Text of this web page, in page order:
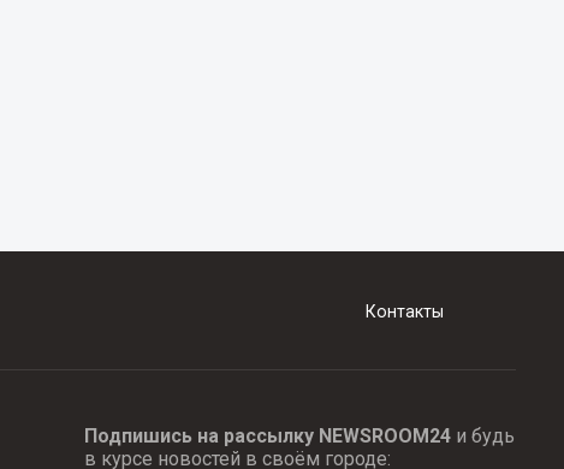
Контакты
Подпишись на рассылку NEWSROOM24и будь
в курсе новостей в своём городе: